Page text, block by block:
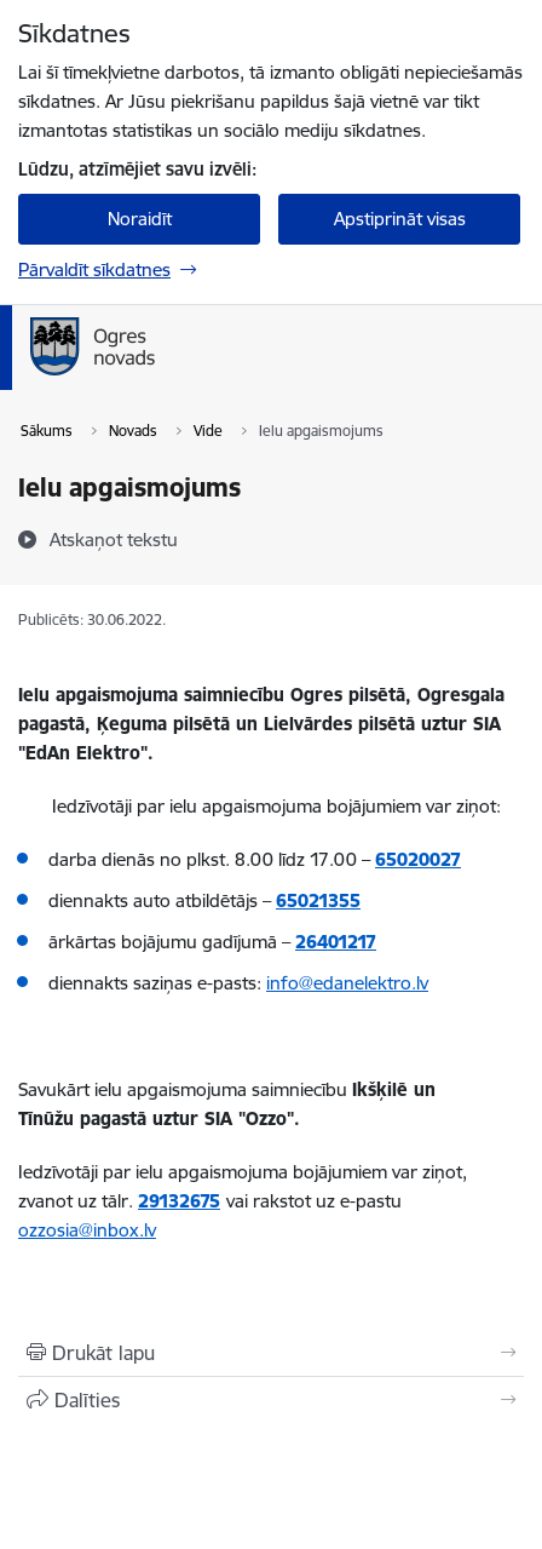
Sīkdatnes
Lai šī tīmekļvietne darbotos, tā izmanto obligāti nepieciešamās
sīkdatnes. Ar Jūsu piekrišanu papildus šajā vietnē var tikt
izmantotas statistikas un sociālo mediju sīkdatnes.
Lūdzu, atzīmējiet savu izvēli:
Noraidīt Apstiprināt visas
Pārvaldīt sīkdatnes
Sākums Novads Vide Ielu apgaismojums
Ielu apgaismojums
Atskaņot tekstu
Publicēts: 30.06.2022.
Ielu apgaismojuma saimniecību Ogres pilsētā, Ogresgala
pagastā, Ķeguma pilsētā un Lielvārdes pilsētā uztur SIA
"EdAn Elektro".
Iedzīvotāji par ielu apgaismojuma bojājumiem var ziņot:
darba dienās no plkst. 8.00 līdz 17.00 –65020027
diennakts auto atbildētājs –65021355
ārkārtas bojājumu gadījumā –26401217
diennakts saziņas e-pasts: info@edanelektro.lv
Savukārt ielu apgaismojuma saimniecību Ikšķilē un
Tīnūžu pagastā uztur SIA "Ozzo".
Iedzīvotāji par ielu apgaismojuma bojājumiem var ziņot,
zvanot uz tālr. 29132675 vai rakstot uz e-pastu
ozzosia@inbox.lv
Drukāt lapu
Dalīties